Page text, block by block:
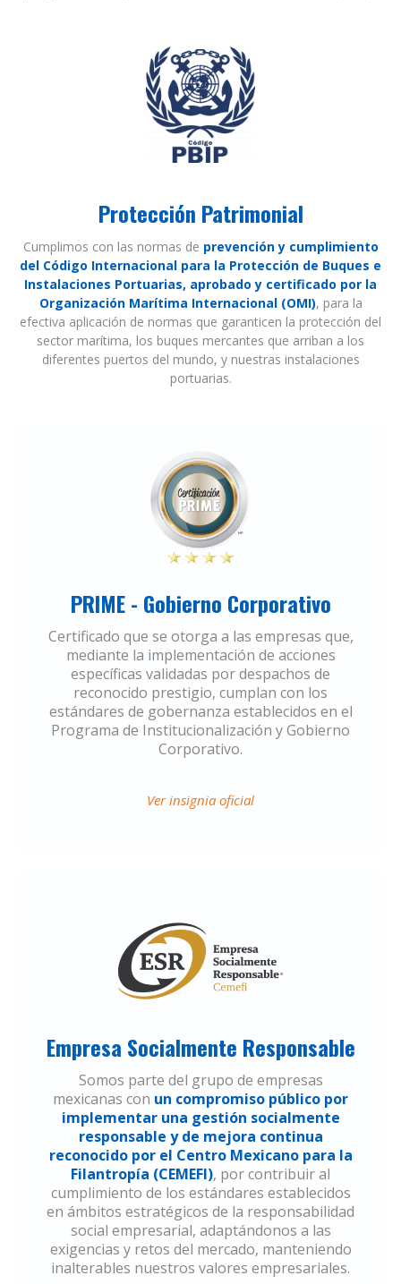
Protección Patrimonial
Cumplimos con las normas de prevención y cumplimiento
del Código Internacional para la Protección de Buques e
Instalaciones Portuarias, aprobado y certificado por la
Organización Marítima Internacional (OMI), para la
efectiva aplicación de normas que garanticen la protección del
sector marítima, los buques mercantes que arriban a los
diferentes puertos del mundo, y nuestras instalaciones
portuarias.
PRIME - Gobierno Corporativo
Certificado que se otorga a las empresas que,
mediante la implementación de acciones
específicas validadas por despachos de
reconocido prestigio, cumplan con los
estándares de gobernanza establecidos en el
Programa de Institucionalización y Gobierno
Corporativo.
Ver insignia oficial
Empresa Socialmente Responsable
Somos parte del grupo de empresas
mexicanas con un compromiso público por
implementar una gestión socialmente
responsable y de mejora continua
reconocido por el Centro Mexicano para la
Filantropía (CEMEFI), por contribuir al
cumplimiento de los estándares establecidos
en ámbitos estratégicos de la responsabilidad
social empresarial, adaptándonos a las
exigencias y retos del mercado, manteniendo
inalterables nuestros valores empresariales.